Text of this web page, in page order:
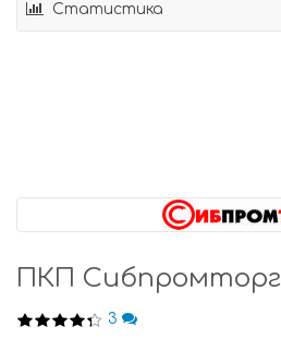
Статистика
ПКП Сибпромторг
3